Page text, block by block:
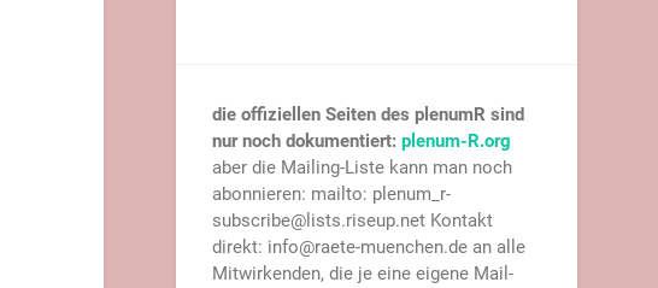
die offiziellen Seiten des plenumR sind
nur noch dokumentiert:plenum-R.org
aber die Mailing-Liste kann man noch
abonnieren: mailto: plenum_r-
subscribe@lists.riseup.net Kontakt
direkt: info@raete-muenchen.de an alle
Mitwirkenden, die je eine eigene Mail-